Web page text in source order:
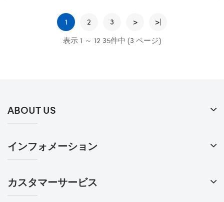
1 2 3 >
>|
表示 1 ～ 12 35件中 (3 ページ)
ABOUT US
インフォメーション
カスタマーサービス